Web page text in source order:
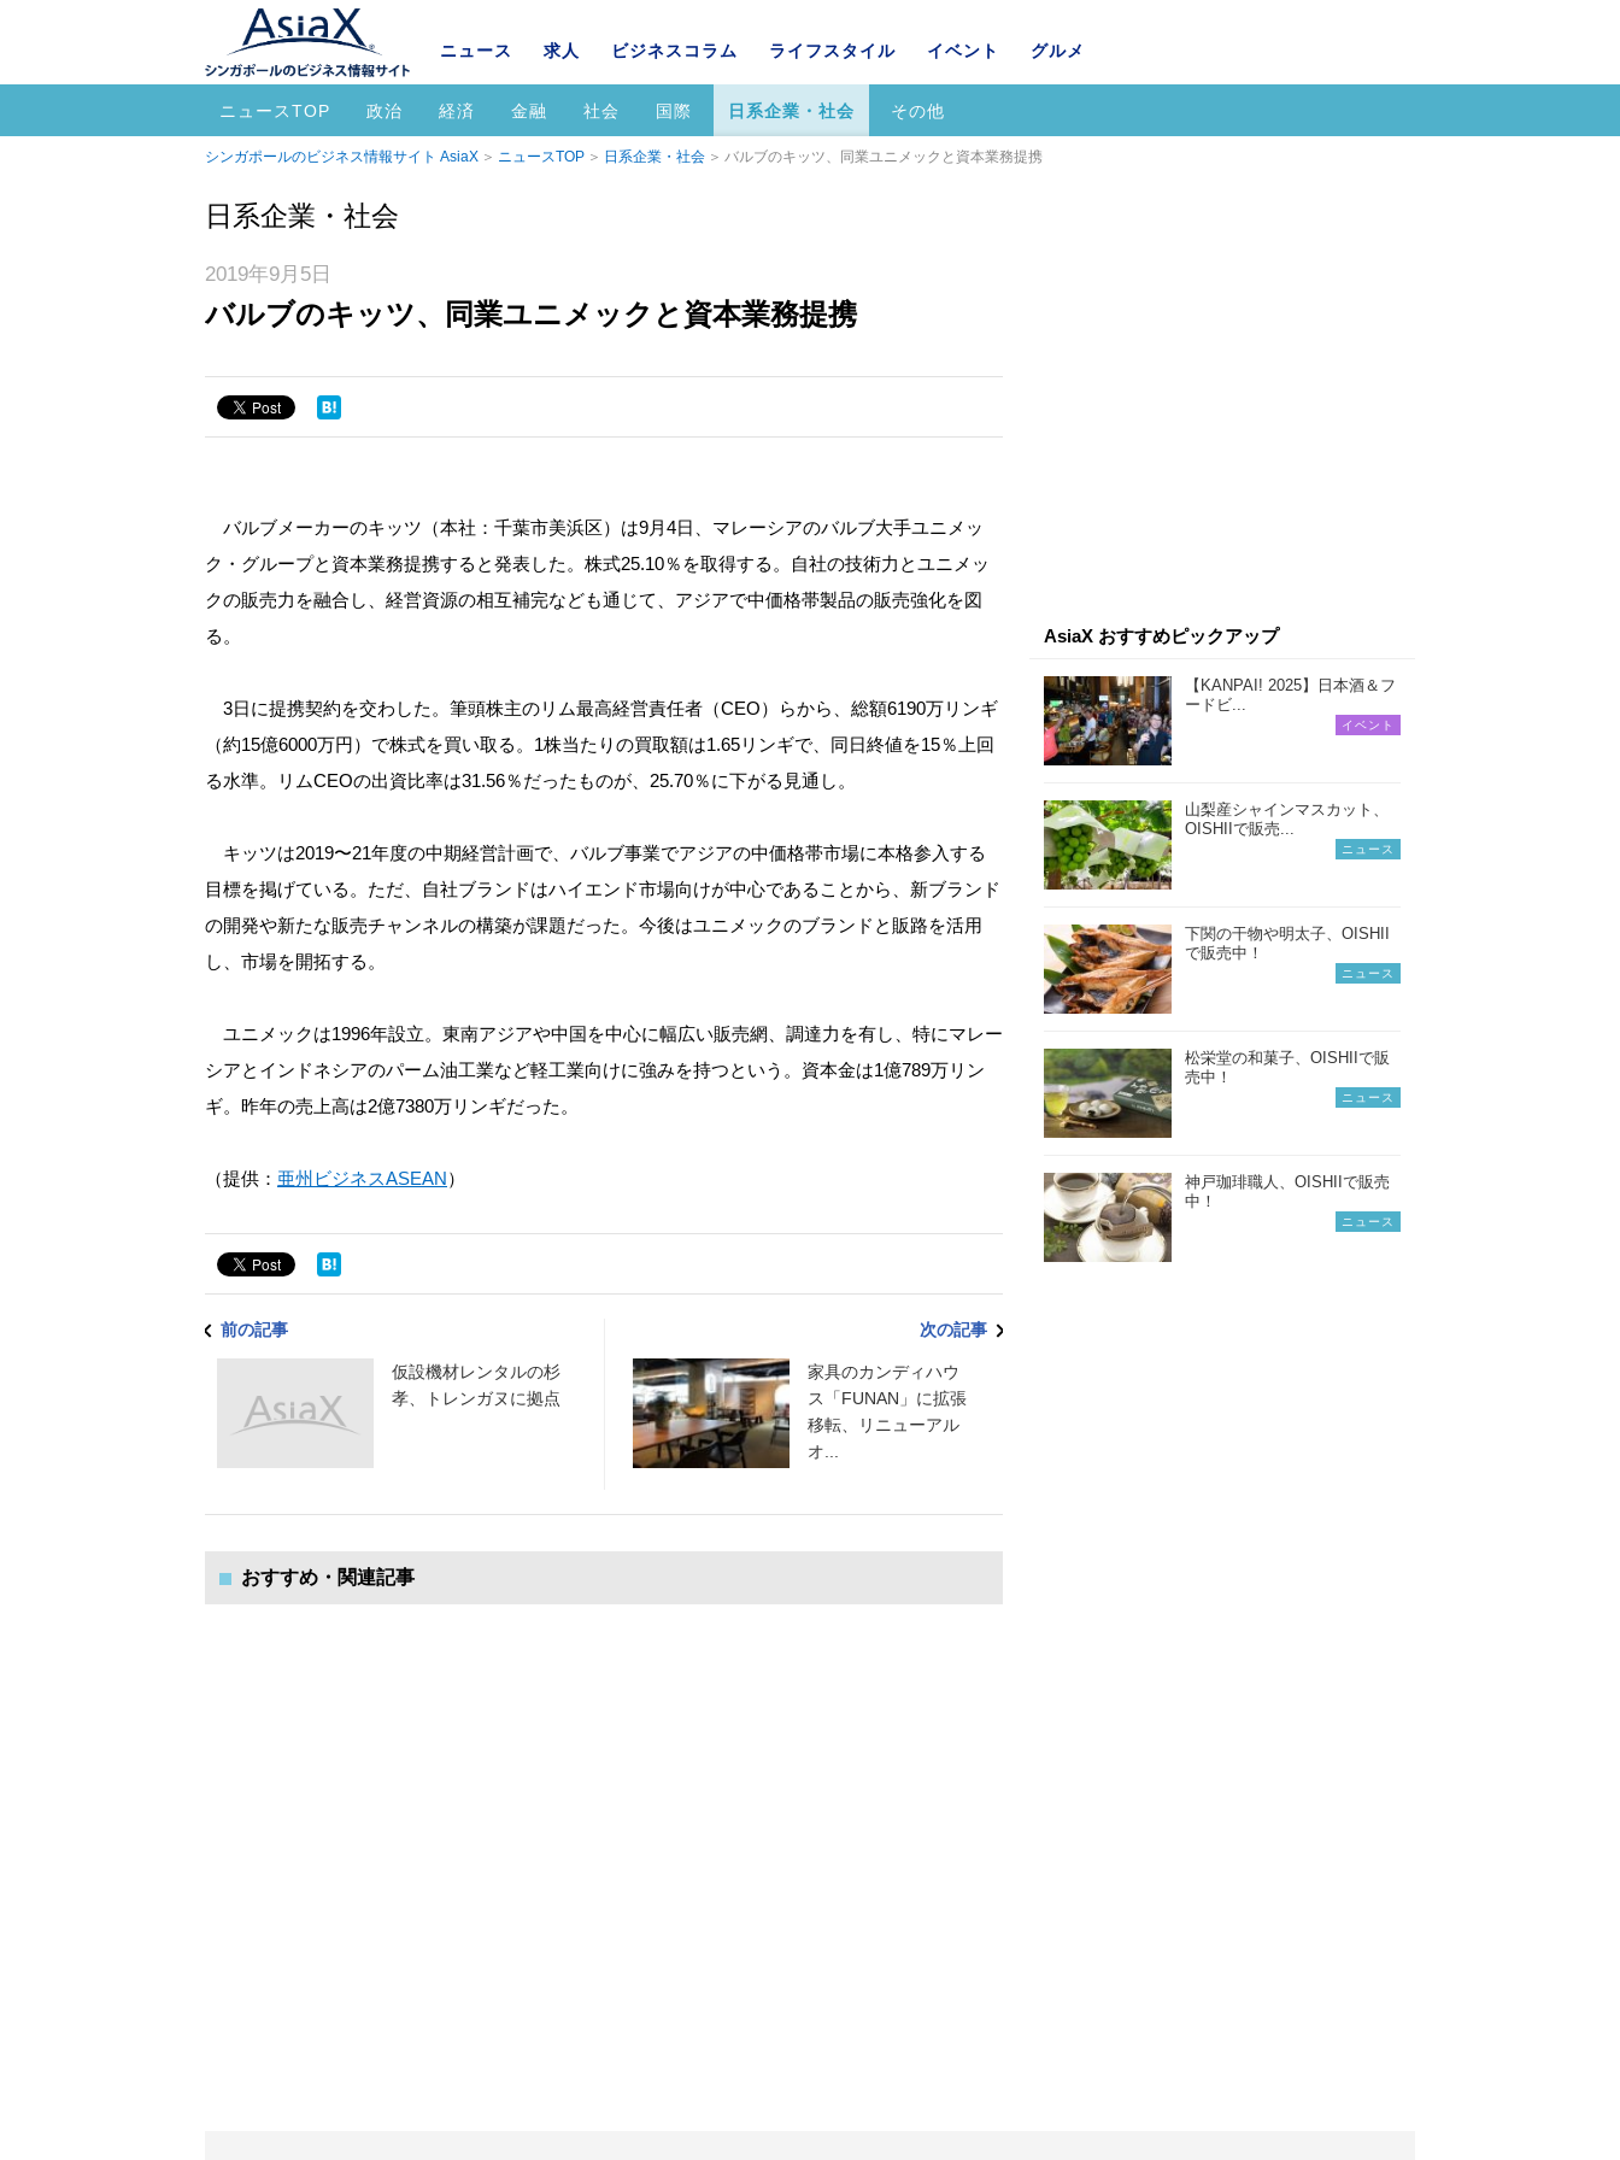
ニュース 求人 ビジネスコラム ライフスタイル イベント グルメ
ニュースTOP 政治 経済 金融 社会 国際 日系企業・社会 その他
シンガポールのビジネス情報サイト AsiaX ニュースTOP 日系企業・社会 バルブのキッツ、同業ユニメックと資本業務提携
日系企業・社会
2019年9月5日
バルブのキッツ、同業ユニメックと資本業務提携
バルブメーカーのキッツ（本社：千葉市美浜区）は9月4日、マレーシアのバルブ大手ユニメッ
ク・グループと資本業務提携すると発表した。株式25.10％を取得する。自社の技術力とユニメッ
クの販売力を融合し、経営資源の相互補完なども通じて、アジアで中価格帯製品の販売強化を図
る。
3日に提携契約を交わした。筆頭株主のリム最高経営責任者（CEO）らから、総額6190万リンギ
（約15億6000万円）で株式を買い取る。1株当たりの買取額は1.65リンギで、同日終値を15％上回
る水準。リムCEOの出資比率は31.56％だったものが、25.70％に下がる見通し。
キッツは2019〜21年度の中期経営計画で、バルブ事業でアジアの中価格帯市場に本格参入する
目標を掲げている。ただ、自社ブランドはハイエンド市場向けが中心であることから、新ブランド
の開発や新たな販売チャンネルの構築が課題だった。今後はユニメックのブランドと販路を活用
し、市場を開拓する。
ユニメックは1996年設立。東南アジアや中国を中心に幅広い販売網、調達力を有し、特にマレー
シアとインドネシアのパーム油工業など軽工業向けに強みを持つという。資本金は1億789万リン
ギ。昨年の売上高は2億7380万リンギだった。
（提供： 亜州ビジネスASEAN）
前の記事
仮設機材レンタルの杉
孝、トレンガヌに拠点
次の記事
家具のカンディハウ
ス「FUNAN」に拡張
移転、リニューアル
オ...
おすすめ・関連記事
AsiaX おすすめピックアップ
【KANPAI! 2025】日本酒＆フ
ードビ...
イベント
山梨産シャインマスカット、
OISHIIで販売...
ニュース
下関の干物や明太子、OISHII
で販売中！
ニュース
松栄堂の和菓子、OISHIIで販
売中！
ニュース
神戸珈琲職人、OISHIIで販売
中！
ニュース